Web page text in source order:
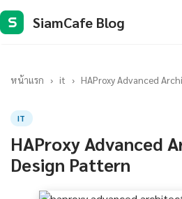
S SiamCafe Blog
หน้าแรก › it › HAProxy Advanced
IT
HAProxy Advanced
Design Pattern